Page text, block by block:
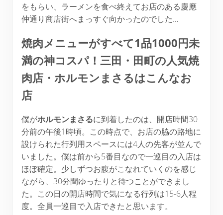
をもらい、ラーメンを食べ終えてお店のある慶應
仲通り商店街へまっすぐ向かったのでした…
焼肉メニューがすべて1品1000円未
満の神コスパ！三田・田町の人気焼
肉店・ホルモンまさるはこんなお
店
僕がホルモンまさるに到着したのは、開店時間30
分前の午後1時頃。この時点で、お店の脇の路地に
設けられた行列用スペースには4人の先客が並んで
いました。僕は前から5番目なので一巡目の入店は
ほぼ確定。少しずつお腹がこなれていくのを感じ
ながら、30分間ゆったりと待つことができまし
た。この日の開店時間で気になる行列は15-6人程
度。全員一巡目で入店できたと思います。